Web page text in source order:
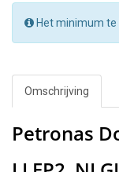
Het minimum
Omschrijving
Petronas